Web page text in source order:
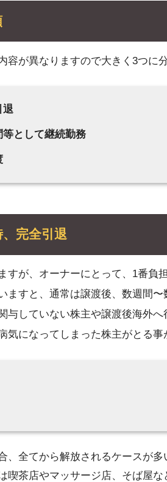
容が異なりますので大きく3つに
退
として継続勤務
完全引退
すが、オーナーにとって、1番負
ますと、通常は譲渡後、数週間
与していない株主や譲渡後海外
気になってしまった株主がとる事
、全てから解放されるケースが
喫茶店やマッサージ店、そば屋